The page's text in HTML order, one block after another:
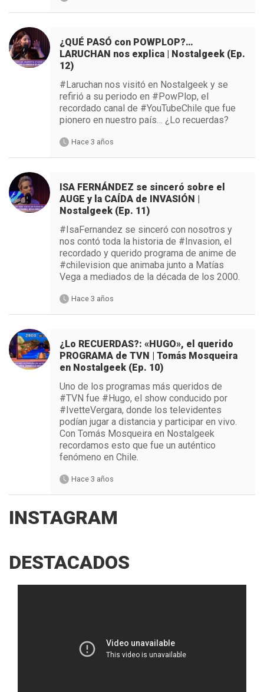
¿QUÉ PASÓ con POWPLOP?…
LARUCHAN nos explica | Nostalgeek (Ep.
12)
#Laruchan nos visitó en Nostalgeek y se
refirió a su periodo en #PowPlop, el
recordado canal de #YouTubeChile que fue
pionero en nuestro país… ¿Lo recuerdas?
Hace 3 años
ISA FERNÁNDEZ se sinceró sobre el
AUGE y la CAÍDA de INVASIÓN |
Nostalgeek (Ep. 11)
#IsaFernandez se sinceró con nosotros y
nos contó toda la historia de #Invasion, el
recordado y querido programa de anime de
#chilevision que animaba junto a Matías
Vega a mediados de la década de los 2000.
Hace 3 años
¿Lo RECUERDAS?: «HUGO», el querido
PROGRAMA de TVN | Tomás Mosqueira
en Nostalgeek (Ep. 10)
Uno de los programas más queridos de
#TVN fue #Hugo, el show conducido por
#IvetteVergara, donde los televidentes
podían jugar a distancia y participar en vivo.
Con Tomás Mosqueira en Nostalgeek
recordamos esto que fue un auténtico
fenómeno en Chile.
Hace 3 años
INSTAGRAM
DESTACADOS